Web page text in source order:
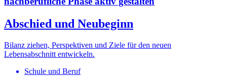
Abschied und Neubeginn
Bilanz ziehen, Perspektiven und Ziele für den neuen
Lebensabschnitt entwickeln.
Schule und Beruf